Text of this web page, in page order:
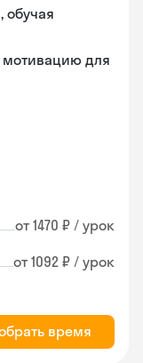
обучая
мотивацию для
от 1470 ₽ / урок
от 1092 ₽ / урок
время